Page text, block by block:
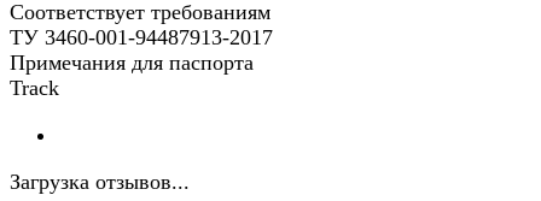
Соответствует требованиям
ТУ 3460-001-94487913-2017
Примечания для паспорта
Track
Загрузка отзывов...